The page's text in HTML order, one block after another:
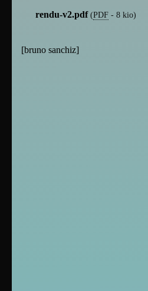
rendu-v2.pdf (PDF - 8 kio)
[bruno sanchiz]